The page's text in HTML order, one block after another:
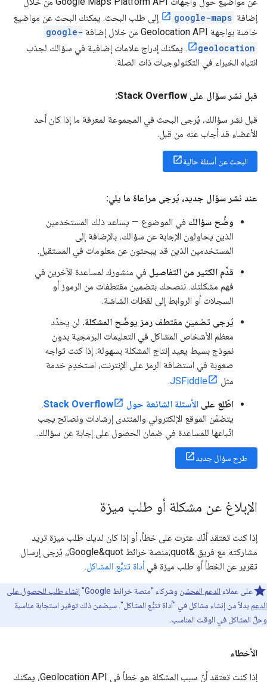
إضافة google-maps
إلى طلب البحث. يمكنك البحث عن مواضيع
خاصة بواجهة Geolocation API من خلال إضافة
google-
geolocation
. يمكنك إدراج علامات إضافية في سؤالك لجذب
انتباه الخبراء في التكنولوجيات ذات الصلة.
قبل نشر سؤال على Stack Overflow:
قبل نشر سؤالك، يُرجى البحث في المجموعة لمعرفة ما إذا كان أحد
الأعضاء قد أجاب عنه من قبل.
البحث عن أسئلة حالية
عند نشر سؤال جديد، يُرجى مراعاة ما يلي:
وضِّح سؤالك في الموضوع — يساعد ذلك المستخدمين
الذين يحاولون الإجابة عن سؤالك، بالإضافة إلى
المستخدمين الذين قد يبحثون عن معلومات في المستقبل.
قدِّم الكثير من التفاصيل في منشورك لمساعدة الآخرين في
فهم مشكلتك. ننصحك بتضمين مقتطفات من الرموز أو
السجلات أو الروابط إلى لقطات الشاشة.
يُرجى تضمين مقتطف رمز يوضّح المشكلة. لن يحدّد
معظم الأشخاص المشاكل في التعليمات البرمجية بدون
نموذج بسيط يعيد إنتاج المشكلة بسهولة. إذا كنت تواجه
صعوبة في استضافة الرمز على الإنترنت، استخدِم خدمة
مثل
JSFiddle
.
اطّلِع على الأسئلة الشائعة حول Stack Overflow
.
يتضمّن الموقع الإلكتروني والمنتدى إرشادات ونصائح يجب
اتّباعها للمساعدة في ضمان الحصول على إجابة عن سؤالك.
طرح سؤال جديد
الإبلاغ عن مشكلة أو طلب ميزة
إذا كنت تعتقد أنّك عثرت على خطأ، أو إذا كان لديك طلب ميزة تريد
مشاركته مع فريق &quot;منصة خرائط Google&quot;، يُرجى إرسال
تقرير عن الخطأ أو طلب ميزة فيأداة تتبُّع المشاكل .
على عملاء الدعم المحسّن وشركاء "منصة خرائط Google"
إنشاء طلب للحصول على
الدعم بدلاً من إنشاء مشاكل في "أداة تتبُّع المشاكل". سيضمن ذلك توفير استجابة مناسبة
وحلّ المشاكل في الوقت المناسب.
الأخطاء
إذا كنت تعتقد أنّ سبب المشكلة هو خطأ في Geolocation API، يمكنك